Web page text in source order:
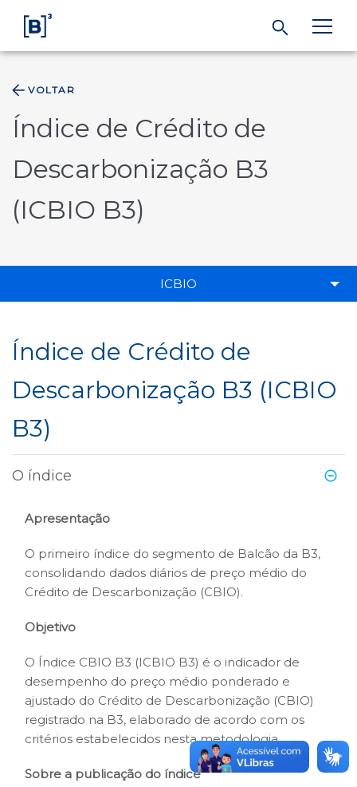
Índices
Dados
B3
VOLTAR
Índice de Crédito de
Descarbonização B3
(ICBIO B3)
ICBIO
Índice de Crédito de
Descarbonização B3 (ICBIO
B3)
O índice
Apresentação
O primeiro índice do segmento de Balcão da B3,
consolidando dados diários de preço médio do
Crédito de Descarbonização (CBIO).
Objetivo
O Índice CBIO B3 (ICBIO B3) é o indicador de
desempenho do preço médio ponderado e
ajustado do Crédito de Descarbonização (CBIO)
registrado na B3, elaborado de acordo com os
critérios estabelecidos nesta metodologia.
Sobre a publicação do índice